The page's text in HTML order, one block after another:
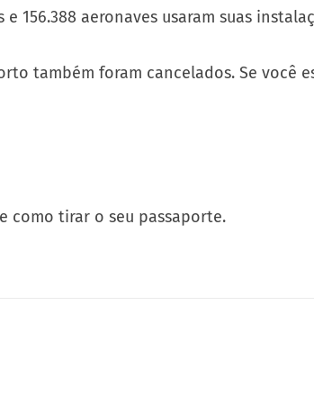
e 156.388 aeronaves usaram suas
também foram cancelados. Se
como tirar o seu passaporte.